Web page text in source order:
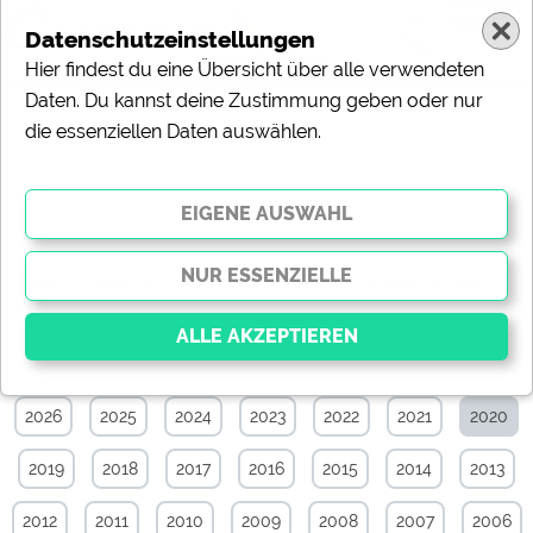
Campingplätze
Specials Aktuelle News
2026 2025 2024 2023 2022 2021 2020
2019 2018 2017 2016 2015 2014 2013
2012 2011 2010 2009 2008 2007 2006
Datenschutzeinstellungen
Hier findest du eine Übersicht über alle verwendeten
Daten. Du kannst deine Zustimmung geben oder nur
die essenziellen Daten auswählen.
Essenziell
Essenzielle Cookies ermöglichen grundlegende
Funktionen und sind für die einwandfreie Funktion der
werden Teile der Websitenicht funktionieren.